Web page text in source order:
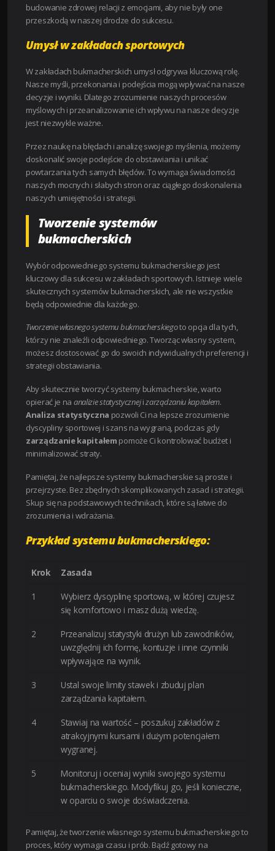
budowanie zdrowej relacji z emocjami, aby nie były one
przeszkodą w naszej drodze do sukcesu.
Umysł w zakładach sportowych
W zakładach bukmacherskich umysł odgrywa kluczową rolę.
Nasze myśli, przekonania i podejścia mogą wpływać na nasze
decyzje i wyniki. Dlatego zrozumienie naszych procesów
myślowych i przeanalizowanie ich wpływu na nasze decyzje
jest niezwykle ważne.
Przez naukę na błędach i analizę swojego myślenia, możemy
doskonalić swoje podejście do obstawiania i unikać
powtarzania tych samych błędów. To wymaga świadomości
naszych mocnych i słabych stron oraz ciągłego doskonalenia
naszych umiejętności i strategii.
Tworzenie systemów
bukmacherskich
Wybór odpowiedniego systemu bukmacherskiego jest
kluczowy dla sukcesu w zakładach sportowych. Istnieje wiele
skutecznych systemów bukmacherskich, ale nie wszystkie
będą odpowiednie dla każdego.
Tworzenie własnego systemu bukmacherskiegoto opcja dla tych,
którzy nie znaleźli odpowiedniego. Tworząc własny system,
możesz dostosować go do swoich indywidualnych preferencji i
strategii obstawiania.
Aby skutecznie tworzyć systemy bukmacherskie, warto
opierać je na analizie statystycznejizarządzaniu kapitałem.
Analiza statystyczna pozwoli Ci na lepsze zrozumienie
dyscypliny sportowej i szans na wygraną, podczas gdy
zarządzanie kapitałem pomoże Ci kontrolować budżet i
minimalizować straty.
Pamiętaj, że najlepsze systemy bukmacherskie są proste i
przejrzyste. Bez zbędnych skomplikowanych zasad i strategii.
Skup się na podstawowych technikach, które są łatwe do
zrozumienia i wdrażania.
Przykład systemu bukmacherskiego:
Krok Zasada
1
Wybierz dyscyplinę sportową, w której czujesz
się komfortowo i masz dużą wiedzę.
2
Przeanalizuj statystyki drużyn lub zawodników,
uwzględnij ich formę, kontuzje i inne czynniki
wpływające na wynik.
3
Ustal swoje limity stawek i zbuduj plan
zarządzania kapitałem.
4
Stawiaj na wartość – poszukuj zakładów z
atrakcyjnymi kursami i dużym potencjałem
wygranej.
5
Monitoruj i oceniaj wyniki swojego systemu
bukmacherskiego. Modyfikuj go, jeśli konieczne,
w oparciu o swoje doświadczenia.
Pamiętaj, że tworzenie własnego systemu bukmacherskiego to
proces, który wymaga czasu i prób. Bądź gotowy na